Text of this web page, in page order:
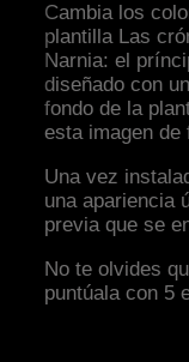
Cambia los
plantilla Las
Narnia: el
diseñado con
fondo de la
esta imagen de
Una vez
una apariencia
previa que se
No te olvides
puntúala con 5